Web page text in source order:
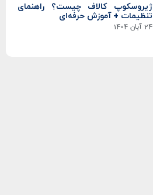
ژیروسکوپ کالاف چیست؟ راهنمای
تنظیمات + آموزش حرفه‌ای
24 آبان 1404